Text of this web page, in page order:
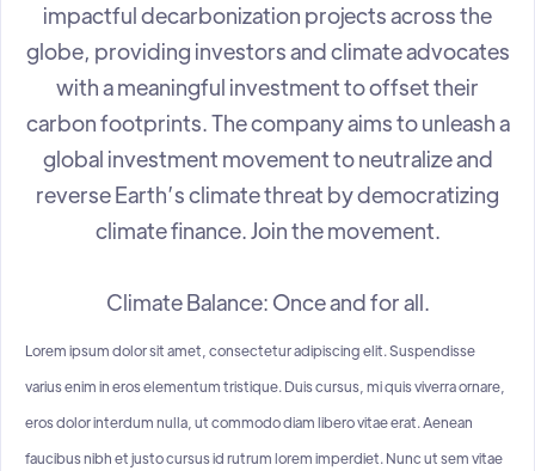
impactful decarbonization projects across the
globe, providing investors and climate advocates
with a meaningful investment to offset their
carbon footprints. The company aims to unleash a
global investment movement to neutralize and
reverse Earth’s climate threat by democratizing
climate finance. Join the movement.
Climate Balance: Once and for all.
Lorem ipsum dolor sit amet, consectetur adipiscing elit. Suspendisse
varius enim in eros elementum tristique. Duis cursus, mi quis viverra ornare,
eros dolor interdum nulla, ut commodo diam libero vitae erat. Aenean
faucibus nibh et justo cursus id rutrum lorem imperdiet. Nunc ut sem vitae